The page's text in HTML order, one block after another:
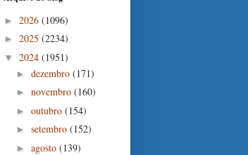
► 2026 (1096)
► 2025 (2234)
▼ 2024 (1951)
► dezembro (171)
► novembro (160)
► outubro (154)
► setembro (152)
► agosto (139)